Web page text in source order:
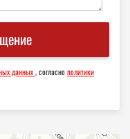
22
23
24
25
данных, согласнополитики